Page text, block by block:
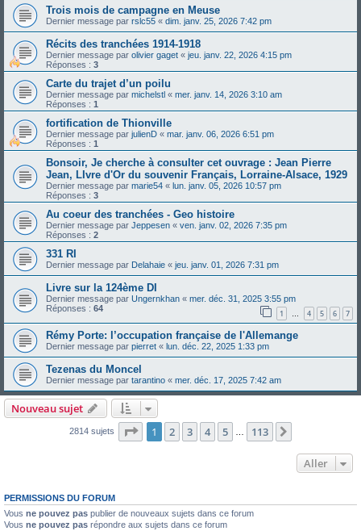
Trois mois de campagne en Meuse
Dernier message par rslc55 « dim. janv. 25, 2026 7:42 pm
Récits des tranchées 1914-1918
Dernier message par olivier gaget « jeu. janv. 22, 2026 4:15 pm
Réponses : 3
Carte du trajet d’un poilu
Dernier message par michelstl « mer. janv. 14, 2026 3:10 am
Réponses : 1
fortification de Thionville
Dernier message par julienD « mar. janv. 06, 2026 6:51 pm
Réponses : 1
Bonsoir, Je cherche à consulter cet ouvrage : Jean Pierre
Jean, LIvre d'Or du souvenir Français, Lorraine-Alsace, 1929
Dernier message par marie54 « lun. janv. 05, 2026 10:57 pm
Réponses : 3
Au coeur des tranchées - Geo histoire
Dernier message par Jeppesen « ven. janv. 02, 2026 7:35 pm
Réponses : 2
331 RI
Dernier message par Delahaie « jeu. janv. 01, 2026 7:31 pm
Livre sur la 124ème DI
Dernier message par Ungernkhan « mer. déc. 31, 2025 3:55 pm
Réponses : 64 1 … 4 5 6 7
Rémy Porte: l’occupation française de l'Allemange
Dernier message par pierret « lun. déc. 22, 2025 1:33 pm
Tezenas du Moncel
Dernier message par tarantino « mer. déc. 17, 2025 7:42 am
Nouveau sujet
2814 sujets Page 1sur113
1 2 3 4 5 113
Aller
PERMISSIONS DU FORUM
Vous ne pouvez pas publier de nouveaux sujets dans ce forum
Vous ne pouvez pas répondre aux sujets dans ce forum